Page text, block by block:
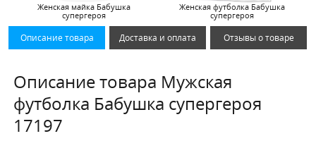
Женская майка Бабушка
супергероя
Женская футболка Бабушка
супергероя
Описание товара Доставка и оплата Отзывы о товаре
Описание товара Мужская
футболка Бабушка супергероя
17197